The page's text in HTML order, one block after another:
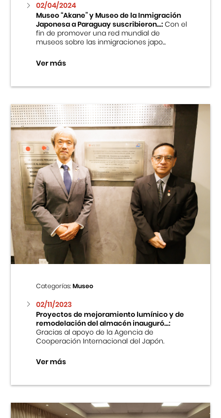
02/04/2024
Museo “Akane” y Museo de la Inmigración
Japonesa a Paraguay suscribieron...:Con el
fin de promover una red mundial de
museos sobre las inmigraciones japo...
Ver más
Categorías:Museo
02/11/2023
Proyectos de mejoramiento lumínico y de
remodelación del almacén inauguró...:
Gracias al apoyo de la Agencia de
Cooperación Internacional del Japón.
Ver más